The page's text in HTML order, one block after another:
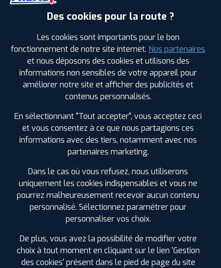
ⓘ C C B 72
Prix unitaire
119 .90
FAIRE INSTALLER CE
DUNLOP
WINT SPORT 5
215/60 R 16 95H
CODE EAN : 5452000832948
Des cookies pour la route ?
Les cookies sont importants pour le bon
fonctionnement de notre site internet. Nos partenaires
et nous déposons des cookies et utilisons des
informations non sensibles de votre appareil pour
améliorer notre site et afficher des publicités et
contenus personnalisés.
En sélectionnant "Tout accepter", vous acceptez ceci
et vous consentez à ce que nous partagions ces
informations avec des tiers, notamment avec nos
partenaires marketing.
Dans le cas où vous refusez, nous utiliserons
uniquement les cookies indispensables et vous ne
pourrez malheureusement recevoir aucun contenu
personnalisé. Sélectionnez paramétrer pour
personnaliser vos choix.
De plus, vous avez la possibilité de modifier votre
choix à tout moment en cliquant sur le lien 'Gestion
des cookies' présent dans le pied de page du site